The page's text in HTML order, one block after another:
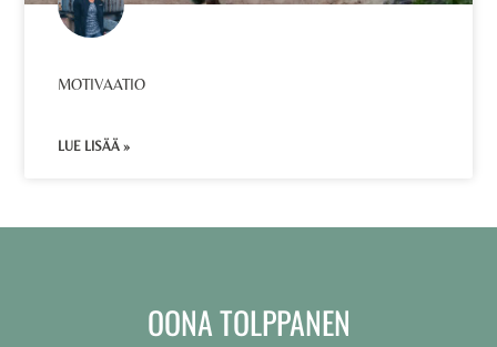
MOTIVAATIO
LUE LISÄÄ »
OONA TOLPPANEN